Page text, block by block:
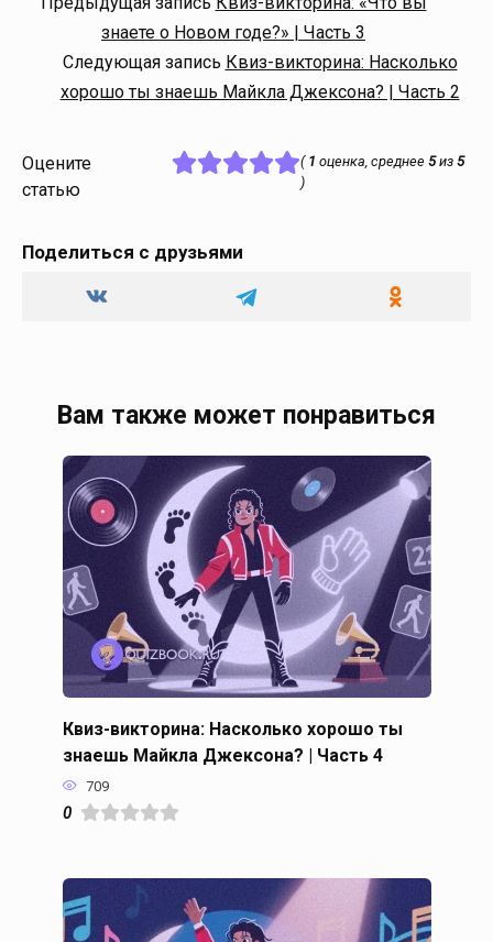
знаете о Новом годе?» | Часть 3
Следующая запись Квиз-викторина: Насколько
хорошо ты знаешь Майкла Джексона? | Часть 2
Оцените
статью
( 1 оценка, среднее 5из 5
)
Поделиться с друзьями
Вам также может понравиться
Квиз-викторина: Насколько хорошо ты
знаешь Майкла Джексона? | Часть 4
709
0